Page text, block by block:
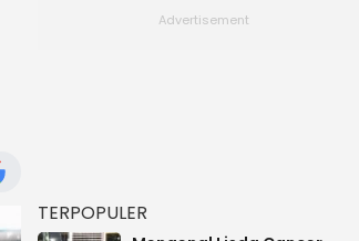
TERPOPULER